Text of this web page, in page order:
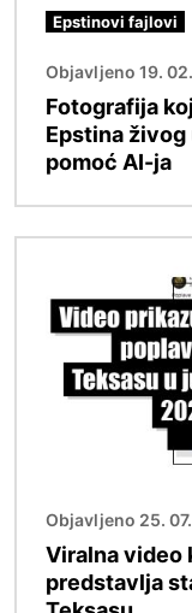
Epstinovi fajlovi
Objavljeno 19.
Fotografija
Epstina živog
pomoć AI-ja
Objavljeno 25.
Viralna video
predstavlja